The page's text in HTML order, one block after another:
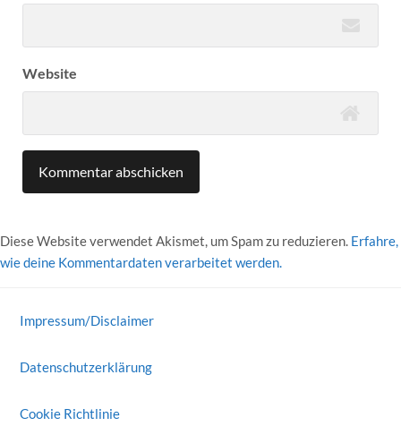
Website
Diese Website verwendet Akismet, um Spam zu reduzieren. Erfahre,
wie deine Kommentardaten verarbeitet werden.
Impressum/Disclaimer
Datenschutzerklärung
Cookie Richtlinie